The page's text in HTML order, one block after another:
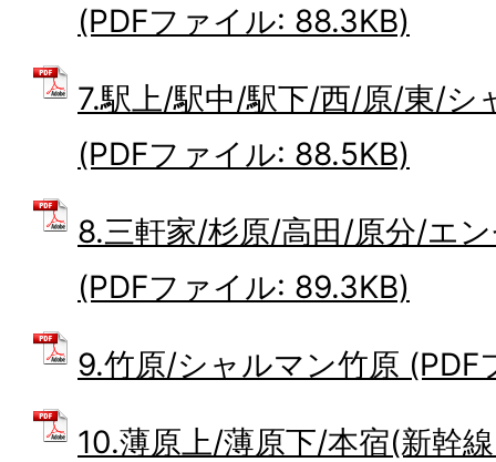
(PDFファイル: 88.3KB)
7.駅上/駅中/駅下/西/原/東/シ
(PDFファイル: 88.5KB)
8.三軒家/杉原/高田/原分/エ
(PDFファイル: 89.3KB)
9.竹原/シャルマン竹原 (PDF
10.薄原上/薄原下/本宿(新幹